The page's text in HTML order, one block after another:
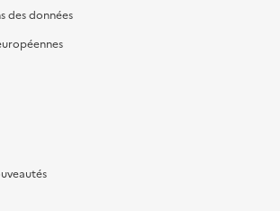
des données